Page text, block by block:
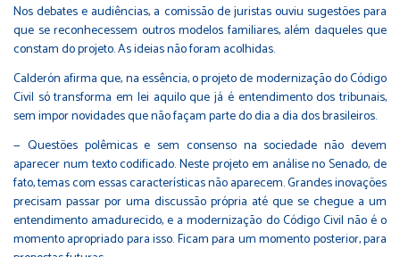
Nos debates e audiências, a comissão de juristas ouviu sugestões para
que se reconhecessem outros modelos familiares, além daqueles que
constam do projeto. As ideias não foram acolhidas.
Calderón afirma que, na essência, o projeto de modernização do Código
Civil só transforma em lei aquilo que já é entendimento dos tribunais,
sem impor novidades que não façam parte do dia a dia dos brasileiros.
— Questões polêmicas e sem consenso na sociedade não devem
aparecer num texto codificado. Neste projeto em análise no Senado, de
fato, temas com essas características não aparecem. Grandes inovações
precisam passar por uma discussão própria até que se chegue a um
entendimento amadurecido, e a modernização do Código Civil não é o
momento apropriado para isso. Ficam para um momento posterior, para